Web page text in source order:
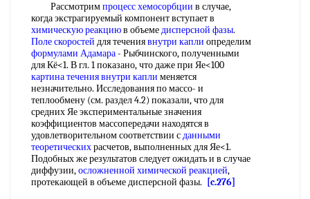
Рассмотримпроцесс хемосорбции в случае,
когда экстрагируемый компонент вступает в
химическую реакциюв объемедисперсной фазы.
Поле скоростей для течениявнутри капли определим
формулами Адамара- Рыбчинского, полученными
для Кё<1. В гл. 1 показано, что даже при Яе<100
картина течениявнутри капли меняется
незначительно. Исследования по массо- и
теплообмену (см. раздел 4.2) показали, что для
средних Яе экспериментальные значения
коэффициентов массопередачи находятся в
удовлетворительном соответствии сданными
теоретическихрасчетов, выполненных для Яе<1.
Подобных же результатов следует ожидать и в случае
диффузии,осложненной химической реакцией,
протекающей в объеме дисперсной фазы.
[c.276]